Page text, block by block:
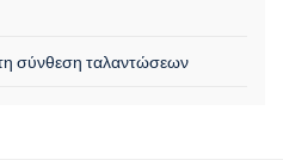
σύνθεση ταλαντώσεων